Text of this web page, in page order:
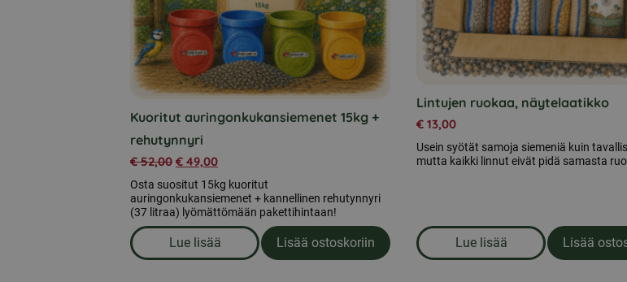
Kuoritut auringonkukansiemenet 15kg +
rehutynnyri
€52,00 € 49,00
Osta suositut 15kg kuoritut
auringonkukansiemenet + kannellinen rehutynnyri
(37 litraa) lyömättömään pakettihintaan!
Lue lisää
om produkten Kuoritut auringonkukansiemenet 15kg + rehutynnyri
Lisää ostoskoriin
valinnat
tuotteen
sivulla.
Lintujen ruokaa, näytelaatikko
€ 13,00
Usein syötät samoja siemeniä kuin
mutta kaikki linnut eivät pidä samasta
Lue lisää
om produkten Lintujen
Lisää